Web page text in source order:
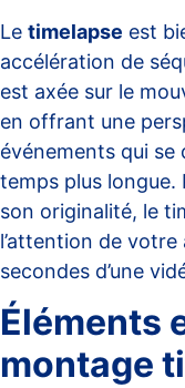
Le timelapse est
accélération de
est axée sur le
en offrant une
événements qui se
temps plus longue.
son originalité, le
l’attention de votre
secondes d’une
Éléments
montage